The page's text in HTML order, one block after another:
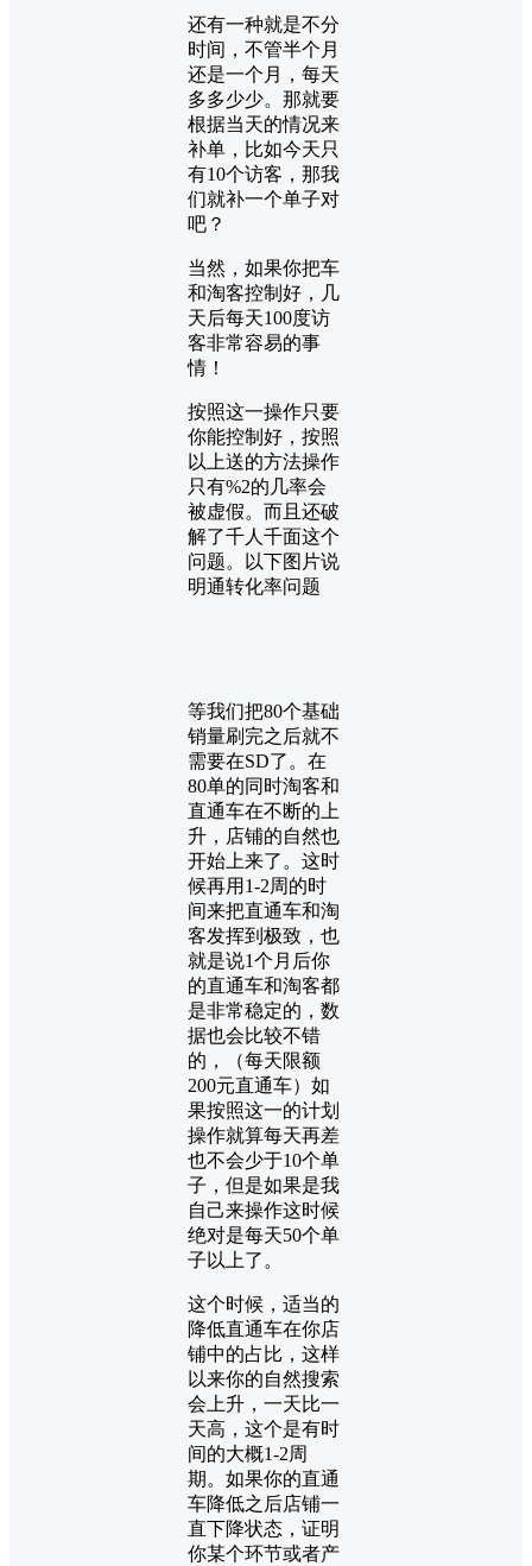
还有一种就是不分
时间，不管半个月
还是一个月，每天
多多少少。那就要
根据当天的情况来
补单，比如今天只
有10个访客，那我
们就补一个单子对
吧？
当然，如果你把车
和淘客控制好，几
天后每天100度访
客非常容易的事
情！
按照这一操作只要
你能控制好，按照
以上送的方法操作
只有%2的几率会
被虚假。而且还破
解了千人千面这个
问题。以下图片说
明通转化率问题
等我们把80个基础
销量刷完之后就不
需要在SD了。在
80单的同时淘客和
直通车在不断的上
升，店铺的自然也
开始上来了。这时
候再用1-2周的时
间来把直通车和淘
客发挥到极致，也
就是说1个月后你
的直通车和淘客都
是非常稳定的，数
据也会比较不错
的，（每天限额
200元直通车）如
果按照这一的计划
操作就算每天再差
也不会少于10个单
子，但是如果是我
自己来操作这时候
绝对是每天50个单
子以上了。
这个时候，适当的
降低直通车在你店
铺中的占比，这样
以来你的自然搜索
会上升，一天比一
天高，这个是有时
间的大概1-2周
期。如果你的直通
车降低之后店铺一
直下降状态，证明
你某个环节或者产